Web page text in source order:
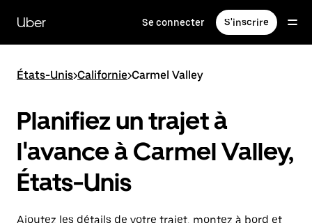
contenu
principal
Uber Se connecter S'inscrire
États-Unis>Californie>Carmel Valley
Planifiez un trajet à
l'avance à Carmel Valley,
États-Unis
Ajoutez les détails de votre trajet, montez à bord et